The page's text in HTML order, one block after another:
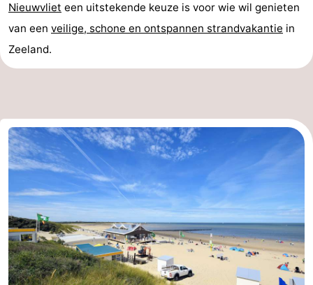
Nieuws
adressen
Regio
Walcheren
-
Veere
-
Domburg
-
Zoutelande
-
Nieuwvliet een uitstekende keuze is voor wie wil genieten
van een veilige, schone en ontspannen strandvakantie in
Zeeland.